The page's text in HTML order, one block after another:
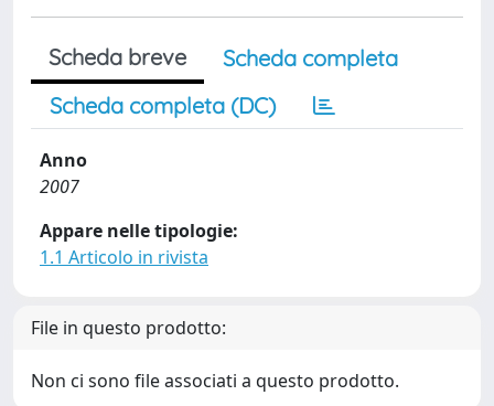
Scheda breve
Scheda completa
Scheda completa (DC)
Anno
2007
Appare nelle tipologie:
1.1 Articolo in rivista
File in questo prodotto:
Non ci sono file associati a questo prodotto.